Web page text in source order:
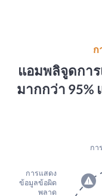
ก
แอมพลิจูดกา
มากกว่า 95%
กา
การแสดง
ข้อมูลข้อผิด
พลาด